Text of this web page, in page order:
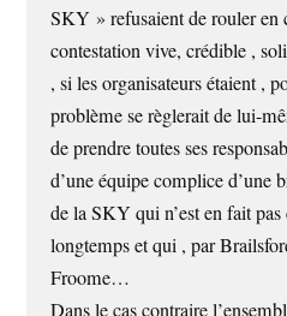
SKY » refusaient de rouler en
contestation vive, crédible ,
, si les organisateurs étaient ,
problème se règlerait de lui-
de prendre toutes ses
d’une équipe complice d’une
de la SKY qui n’est en fait
longtemps et qui , par
Froome…
Dans le cas contraire